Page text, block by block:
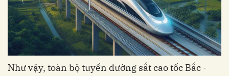
Như vậy, toàn bộ tuyến đường sắt cao tốc Bắc -